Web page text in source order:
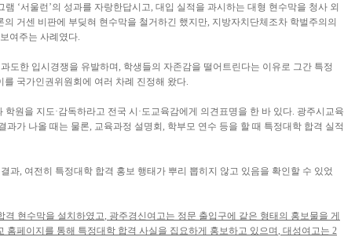
램 ‘서울런 ’의 성과를 자랑한답시고, 대입 실적을 과시하는 대형 현수막을 청사 외
의 거센 비판에 부딪혀 현수막을 철거하긴 했지만, 지방자치단체조차 학벌주의의
여주는 사례였다.
과도한 입시경쟁을 유발하며, 학생들의 자존감을 떨어트린다는 이유로 그간 특정
를 국가인권위원회에 여러 차례 진정해 왔다.
학원을 지도·감독하라고 전국 시 ·도교육감에게 의견표명을 한 바 있다. 광주시교육
과가 나올 때는 물론, 교육과정 설명회 , 학부모 연수 등을 할 때 특정대학 합격 실적
과, 여전히 특정대학 합격 홍보 행태가 뿌리 뽑히지 않고 있음을 확인할 수 있었
격 현수막을 설치하였고, 광주경신여고는 정문 출입구에 같은 형태의 홍보물을 게
홈페이지를 통해 특정대학 합격 사실을 집요하게 홍보하고 있으며, 대성여고는 2